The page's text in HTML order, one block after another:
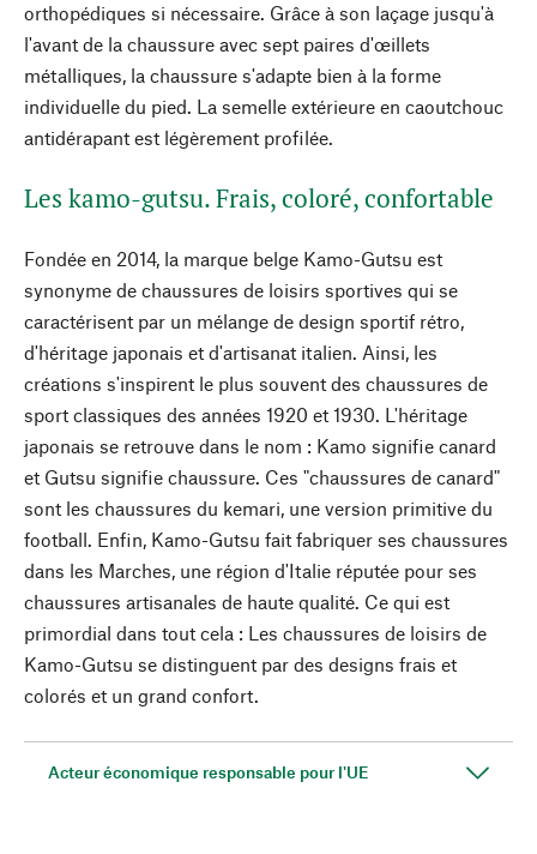
orthopédiques si nécessaire. Grâce à son laçage jusqu'à
l'avant de la chaussure avec sept paires d'œillets
métalliques, la chaussure s'adapte bien à la forme
individuelle du pied. La semelle extérieure en caoutchouc
antidérapant est légèrement profilée.
Les kamo-gutsu. Frais, coloré, confortable
Fondée en 2014, la marque belge Kamo-Gutsu est
synonyme de chaussures de loisirs sportives qui se
caractérisent par un mélange de design sportif rétro,
d'héritage japonais et d'artisanat italien. Ainsi, les
créations s'inspirent le plus souvent des chaussures de
sport classiques des années 1920 et 1930. L'héritage
japonais se retrouve dans le nom : Kamo signifie canard
et Gutsu signifie chaussure. Ces "chaussures de canard"
sont les chaussures du kemari, une version primitive du
football. Enfin, Kamo-Gutsu fait fabriquer ses chaussures
dans les Marches, une région d'Italie réputée pour ses
chaussures artisanales de haute qualité. Ce qui est
primordial dans tout cela : Les chaussures de loisirs de
Kamo-Gutsu se distinguent par des designs frais et
colorés et un grand confort.
Acteur économique responsable pour l'UE